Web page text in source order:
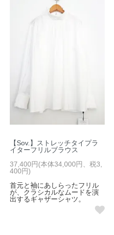
【Sov.】ストレッチタイプラ
イターフリルブラウス
37,400円(本体34,000円、税3,
400円)
首元と袖にあしらったフリル
が、クラシカルなムードを演
出するギャザーシャツ。